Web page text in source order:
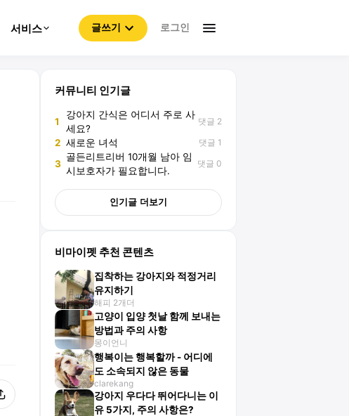
서비스 글쓰기 로그인
커뮤니티 인기글
1
강아지 간식은 어디서 주로 사
세요?
댓글 2
2 새로운 녀석 댓글 1
3
골든리트리버 10개월 남아 임
시보호자가 필요합니다.
댓글 0
인기글 더보기
비마이펫 추천 콘텐츠
집착하는 강아지와 적정거리
유지하기
해피 2개더
고양이 입양 첫날 함께 보내는
방법과 주의 사항
몽이언니
행복이는 행복할까 - 어디에
도 소속되지 않은 동물
clarekang
강아지 우다다 뛰어다니는 이
유 5가지, 주의 사항은?